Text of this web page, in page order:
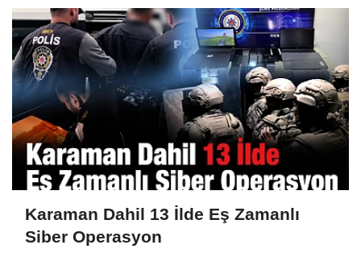
Karaman Dahil 13 İlde Eş Zamanlı
Siber Operasyon